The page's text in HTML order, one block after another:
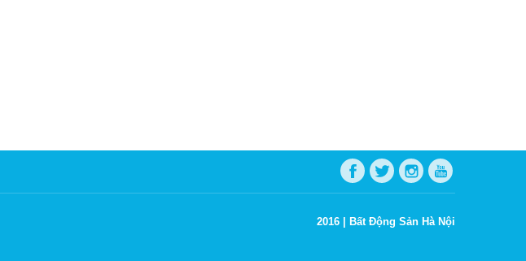
2016 | Bất Động Sản Hà Nội